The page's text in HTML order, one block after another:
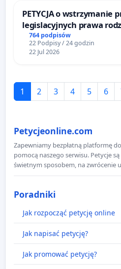
PETYCJA o wstrzymanie
legislacyjnych prawa
narażających ofiary
764 podpisów
22 Podpisy / 24 godzin
22 Jul 2026
1 2 3 4 5 6
Petycjeonline.com
Zapewniamy bezpłatną platformę
pomocą naszego serwisu. Petycje
świetnym sposobem, na zwrócenie
Poradniki
Jak rozpocząć petycję online
Jak napisać petycję?
Jak promować petycję?